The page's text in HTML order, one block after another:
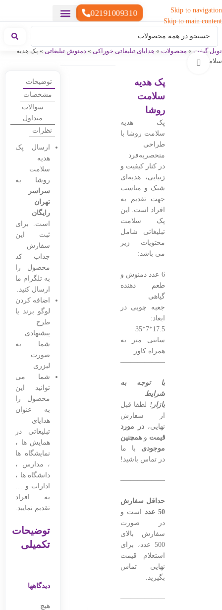
Skip to navigation
Skip to main content
02191009310
نوبل گیفت » محصولات » هدایای تبلیغاتی خوراکی » دمنوش تبلیغاتی » پک هدیه
سلامت روشا
پک هدیه
سلامت
روشا
پک هدیه
سلامت روشا با
طراحی
منحصربه‌فرد
در کنار کیفیت و
زیبایی، هدیه‌ای
شیک و مناسب
جهت تقدیم به
افراد است. این
پک سلامت
تبلیغاتی شامل
محتویات زیر
می باشد:
6 عدد دمنوش و
طعم دهنده
گیاهی
جعبه چوبی در
ابعاد:
17.5*7*35
سانتی متر به
همراه کاور
———————————————–
با توجه به
شرایط
بازار! لطفا قبل
از سفارش
نهایی،در مورد
قیمت وهمچنین
موجودی با ما
در تماس باشید!
———————————————–
حداقل سفارش
50 عدد
است و
در صورت
سفارش بالای
500 عدد، برای
استعلام قیمت
نهایی تماس
بگیرید.
———————————————–
توضیحات
مشخصات
سوالات
متداول
نظرات
ارسال پک
هدیه
سلامت
روشا به
سراسر
تهران
رایگان
است. برای
ثبت این
سفارش
جذاب کد
محصول را
به تلگرام ما
ارسال کنید.
اضافه کردن
لوگو برند یا
طرح
پیشنهادی
شما به
صورت
لیزری
شما می
توانید این
محصول را
به عنوان
هدایای
تبلیغاتی در
همایش ها ،
نمایشگاه ها
، مدارس ،
دانشگاه ها ،
ادارات و …
به افراد
تقدیم نمایید.
توضیحات
تکمیلی
دیدگاهها
هیچ